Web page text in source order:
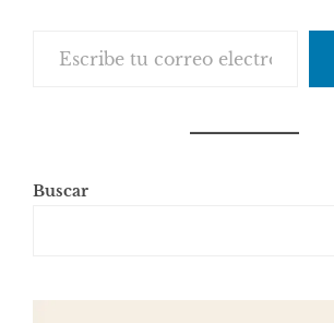
Buscar